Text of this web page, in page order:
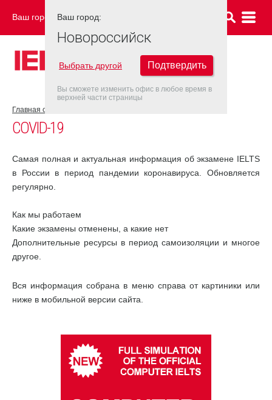
Ваш город: НОВОРОССИЙСК
Главная страница
COVID-19
Самая полная и актуальная информация об экзамене IELTS
в России в период пандемии коронавируса. Обновляется
регулярно.
Как мы работаем
Какие экзамены отменены, а какие нет
Дополнительные ресурсы в период самоизоляции и многое
другое.
Вся информация собрана в меню справа от картиники или
ниже в мобильной версии сайта.
Ваш город:
Новороссийск
Выбрать другой Подтвердить
Вы сможете изменить офис в любое время в
верхней части страницы